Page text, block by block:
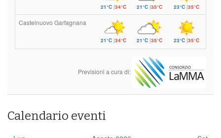
21°C|34°C 21°C|35°C 23°C |35°C
Castelnuovo Garfagnana
21°C|34°C 21°C|35°C 23°C |35°C
Previsioni a cura di:
Calendario eventi